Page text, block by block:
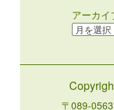
アーカイ
ア
ブ
〒089-